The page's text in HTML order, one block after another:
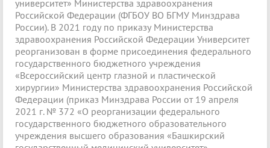
университет» Министерства здравоохранения
Российской Федерации (ФГБОУ ВО БГМУ Минздрава
России). В 2021 году по приказу Министерства
здравоохранения Российской Федерации Университет
реорганизован в форме присоединения федерального
государственного бюджетного учреждения
«Всероссийский центр глазной и пластической
хирургии» Министерства здравоохранения Российской
Федерации (приказ Минздрава России от 19 апреля
2021 г. № 372 «О реорганизации федерального
государственного бюджетного образовательного
учреждения высшего образования «Башкирский